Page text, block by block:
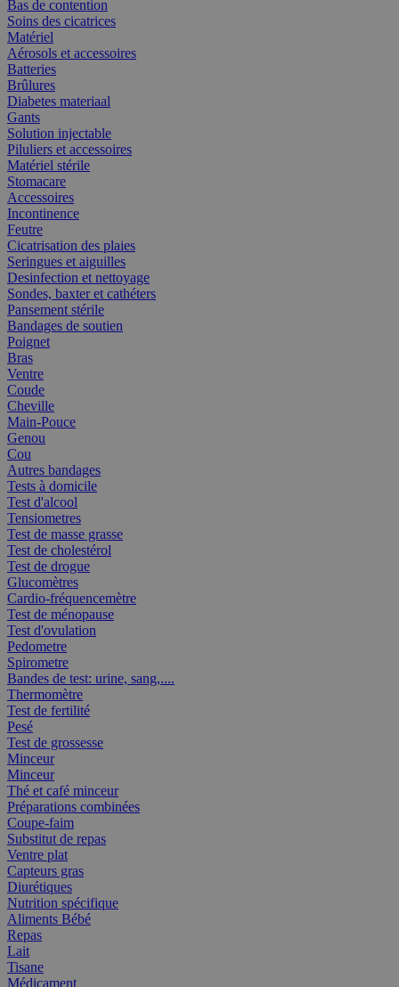
Bas de contention
Soins des cicatrices
Matériel
Aérosols et accessoires
Batteries
Brûlures
Diabetes materiaal
Gants
Solution injectable
Piluliers et accessoires
Matériel stérile
Stomacare
Accessoires
Incontinence
Feutre
Cicatrisation des plaies
Seringues et aiguilles
Desinfection et nettoyage
Sondes, baxter et cathéters
Pansement stérile
Bandages de soutien
Poignet
Bras
Ventre
Coude
Cheville
Main-Pouce
Genou
Cou
Autres bandages
Tests à domicile
Test d'alcool
Tensiometres
Test de masse grasse
Test de cholestérol
Test de drogue
Glucomètres
Cardio-fréquencemètre
Test de ménopause
Test d'ovulation
Pedometre
Spirometre
Bandes de test: urine, sang,....
Thermomètre
Test de fertilité
Pesé
Test de grossesse
Minceur
Minceur
Thé et café minceur
Préparations combinées
Coupe-faim
Substitut de repas
Ventre plat
Capteurs gras
Diurétiques
Nutrition spécifique
Aliments Bébé
Repas
Lait
Tisane
Médicament